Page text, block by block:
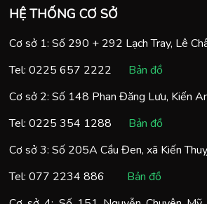
HỆ THỐNG CƠ SỞ
Cơ sở 1: Số 290 + 292 Lạch Tray, Lê
Tel: 0225 657 2222
Bản đồ
Cơ sở 2: Số 148 Phan Đăng Lưu, Kiến
Tel: 0225 354 1288
Bản đồ
Cơ sở 3: Số 205A Cầu Đen, xã Kiến
Tel: 077 2234 886
Bản đồ